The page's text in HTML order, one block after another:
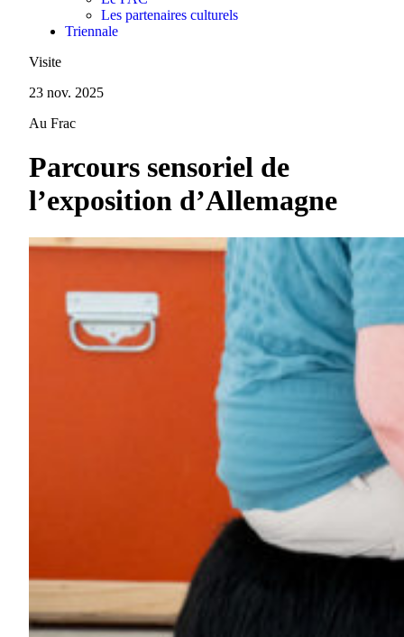
Les partenaires culturels
Triennale
Visite
23 nov. 2025
Au Frac
Parcours sensoriel de
l’exposition d’Allemagne